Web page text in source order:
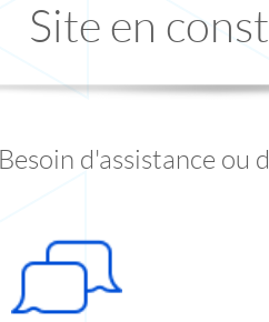
Site en
Besoin d'assistance ou